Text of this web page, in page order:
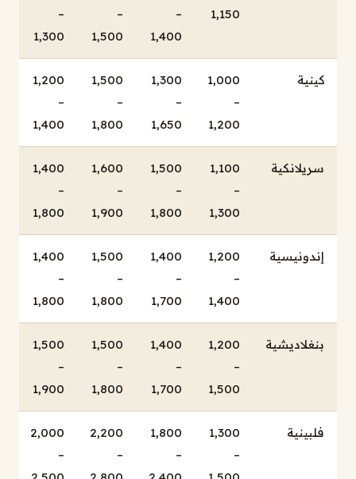
1,150
–
1,400
–
1,500
–
1,300
كينية
1,000
–
1,200
1,300
–
1,650
1,500
–
1,800
1,200
–
1,400
سريلانكية
1,100
–
1,300
1,500
–
1,800
1,600
–
1,900
1,400
–
1,800
إندونيسية
1,200
–
1,400
1,400
–
1,700
1,500
–
1,800
1,400
–
1,800
بنغلاديشية
1,200
–
1,500
1,400
–
1,700
1,500
–
1,800
1,500
–
1,900
فلبينية
1,300
–
1,800
–
2,200
–
2,000
–